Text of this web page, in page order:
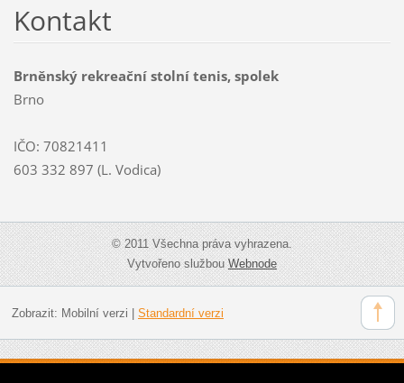
Kontakt
Brněnský rekreační stolní tenis, spolek
Brno
IČO: 70821411
603 332 897 (L. Vodica)
© 2011 Všechna práva vyhrazena.
Vytvořeno službouWebnode
Zobrazit: Mobilní verzi Standardní verzi